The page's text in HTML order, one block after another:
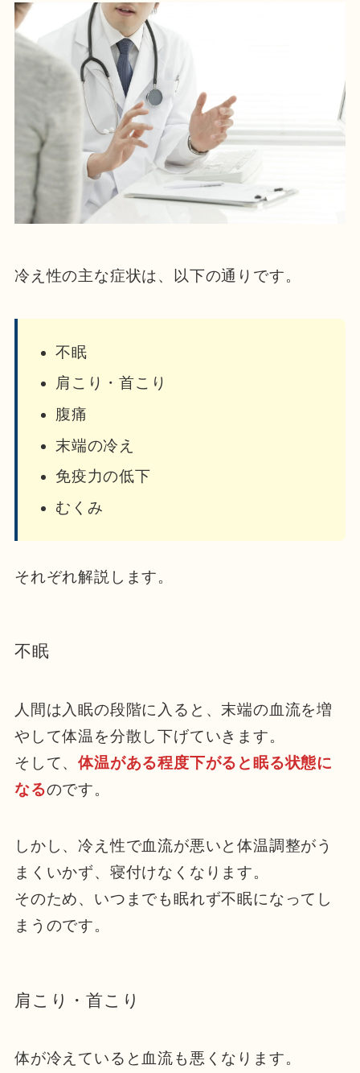
冷え性の主な症状は、以下の通りです。
不眠
肩こり・首こり
腹痛
末端の冷え
免疫力の低下
むくみ
それぞれ解説します。
不眠
人間は入眠の段階に入ると、末端の血流を増
やして体温を分散し下げていきます。
そして、体温がある程度下がると眠る状態に
なるのです。
しかし、冷え性で血流が悪いと体温調整がう
まくいかず、寝付けなくなります。
そのため、いつまでも眠れず不眠になってし
まうのです。
肩こり・首こり
体が冷えていると血流も悪くなります。